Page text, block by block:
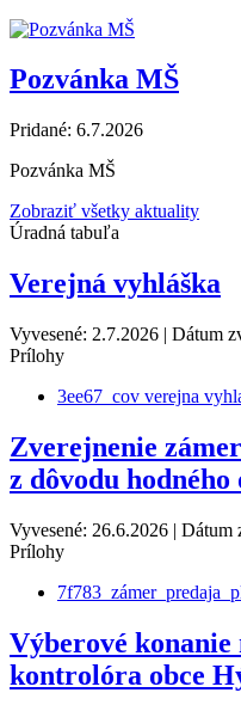
Pozvánka MŠ
Pridané: 6.7.2026
Pozvánka MŠ
Zobraziť všetky aktuality
Úradná tabuľa
Verejná vyhláška
Vyvesené: 2.7.2026 | Dátum
Prílohy
3ee67_cov verejna
Zverejnenie
z dôvodu hodného
Vyvesené: 26.6.2026 | Dátum
Prílohy
Výberové
kontrolóra obce